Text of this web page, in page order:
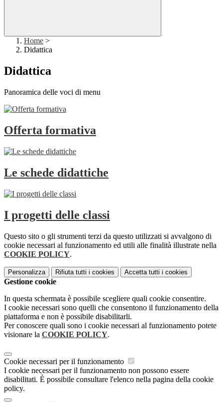
Home >
Didattica
Didattica
Panoramica delle voci di menu
Offerta formativa
Le schede didattiche
I progetti delle classi
Questo sito o gli strumenti terzi da questo utilizzati si avvalgono di
cookie necessari al funzionamento ed utili alle finalità illustrate nella
COOKIE POLICY.
Personalizza Rifiuta tutti i cookies Accetta tutti i cookies
Gestione cookie
In questa schermata è possibile scegliere quali cookie consentire.
I cookie necessari sono quelli che consentono il funzionamento della
piattaforma e non è possibile disabilitarli.
Per conoscere quali sono i cookie necessari al funzionamento potete
visionare la COOKIE POLICY.
Cookie necessari per il funzionamento
I cookie necessari per il funzionamento non possono essere
disabilitati. È possibile consultare l'elenco nella pagina della cookie
policy.